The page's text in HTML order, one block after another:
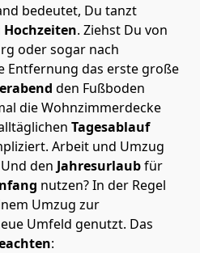
bedeutet, Du tanzt
Hochzeiten. Ziehst Du von
oder sogar nach
Entfernung das erste große
den Fußboden
die Wohnzimmerdecke
Tagesablauf
Arbeit und Umzug
den Jahresurlaubfür
nutzen? In der Regel
Umzug zur
Umfeld genutzt. Das
: